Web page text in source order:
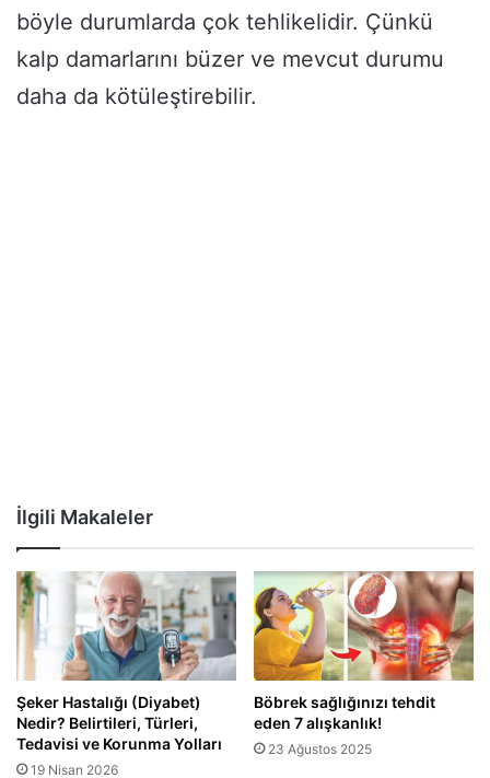
böyle durumlarda çok tehlikelidir. Çünkü
kalp damarlarını büzer ve mevcut durumu
daha da kötüleştirebilir.
İlgili Makaleler
Şeker Hastalığı (Diyabet)
Nedir? Belirtileri, Türleri,
Tedavisi ve Korunma Yolları
19 Nisan 2026
Böbrek sağlığınızı tehdit
eden 7 alışkanlık!
23 Ağustos 2025